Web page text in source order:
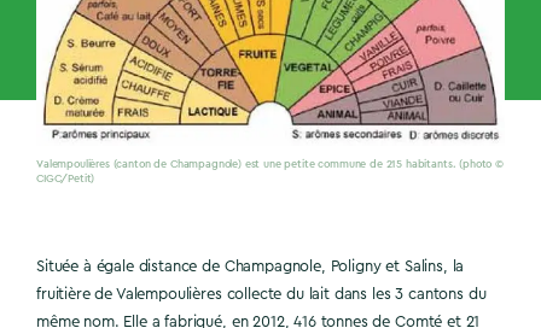
Valempoulières (canton de Champagnole) est une petite commune de 215 habitants. (photo ©
CIGC/Petit)
Située à égale distance de Champagnole, Poligny et Salins, la
fruitière de Valempoulières collecte du lait dans les 3 cantons du
même nom. Elle a fabriqué, en 2012, 416 tonnes de Comté et 21